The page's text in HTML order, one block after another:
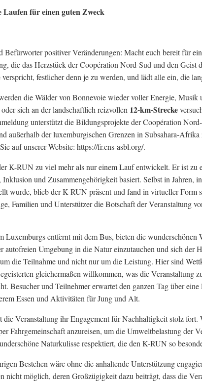
für einen guten Zweck
Befürworter positiver Veränderungen: Macht euch bereit für
die das Herzstück der Coopération Nord-Sud und den Geist
festlicher denn je zu werden, und lädt alle ein, die
die Wälder von Bonnevoie wieder voller Energie, Musik
sich an der landschaftlich reizvollen 12-km-Strecke
unterstützt die Bildungsprojekte der Coopération
außerhalb der luxemburgischen Grenzen in Subsahara-
auf unserer Website: https://fr.cns-asbl.org/.
K-RUN zu viel mehr als nur einem Lauf entwickelt. Er ist zu
und Zusammengehörigkeit basiert. Selbst in Jahren,
wurde, blieb der K-RUN präsent und fand in virtueller Form
Familien und Unterstützer die Botschaft der Veranstaltung
Luxemburgs entfernt mit dem Bus, bieten die wunderschönen
autofreien Umgebung in die Natur einzutauchen und sich der
die Teilnahme und nicht nur um die Leistung. Hier sind
gleichermaßen willkommen, was die Veranstaltung
Besucher und Teilnehmer erwartet den ganzen Tag über
Essen und Aktivitäten für Jung und Alt.
die Veranstaltung ihr Engagement für Nachhaltigkeit stolz
Fahrgemeinschaft anzureisen, um die Umweltbelastung der
Naturkulisse respektiert, die den K-RUN so
Bestehen wäre ohne die anhaltende Unterstützung
nicht möglich, deren Großzügigkeit dazu beiträgt, dass die